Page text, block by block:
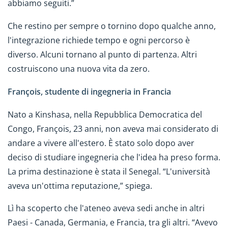
abbiamo seguiti.”
Che restino per sempre o tornino dopo qualche anno,
l'integrazione richiede tempo e ogni percorso è
diverso. Alcuni tornano al punto di partenza. Altri
costruiscono una nuova vita da zero.
François, studente di ingegneria in Francia
Nato a Kinshasa, nella Repubblica Democratica del
Congo, François, 23 anni, non aveva mai considerato di
andare a vivere all'estero. È stato solo dopo aver
deciso di studiare ingegneria che l'idea ha preso forma.
La prima destinazione è stata il Senegal. “L'università
aveva un'ottima reputazione,” spiega.
Lì ha scoperto che l'ateneo aveva sedi anche in altri
Paesi - Canada, Germania, e Francia, tra gli altri. “Avevo